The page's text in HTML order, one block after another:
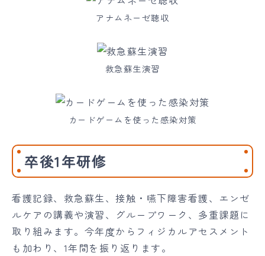
アナムネーゼ聴収
救急蘇生演習
カードゲームを使った感染対策
卒後1年研修
看護記録、救急蘇生、接触・嚥下障害看護、エンゼ
ルケアの講義や演習、グループワーク、多重課題に
取り組みます。今年度からフィジカルアセスメント
も加わり、1年間を振り返ります。